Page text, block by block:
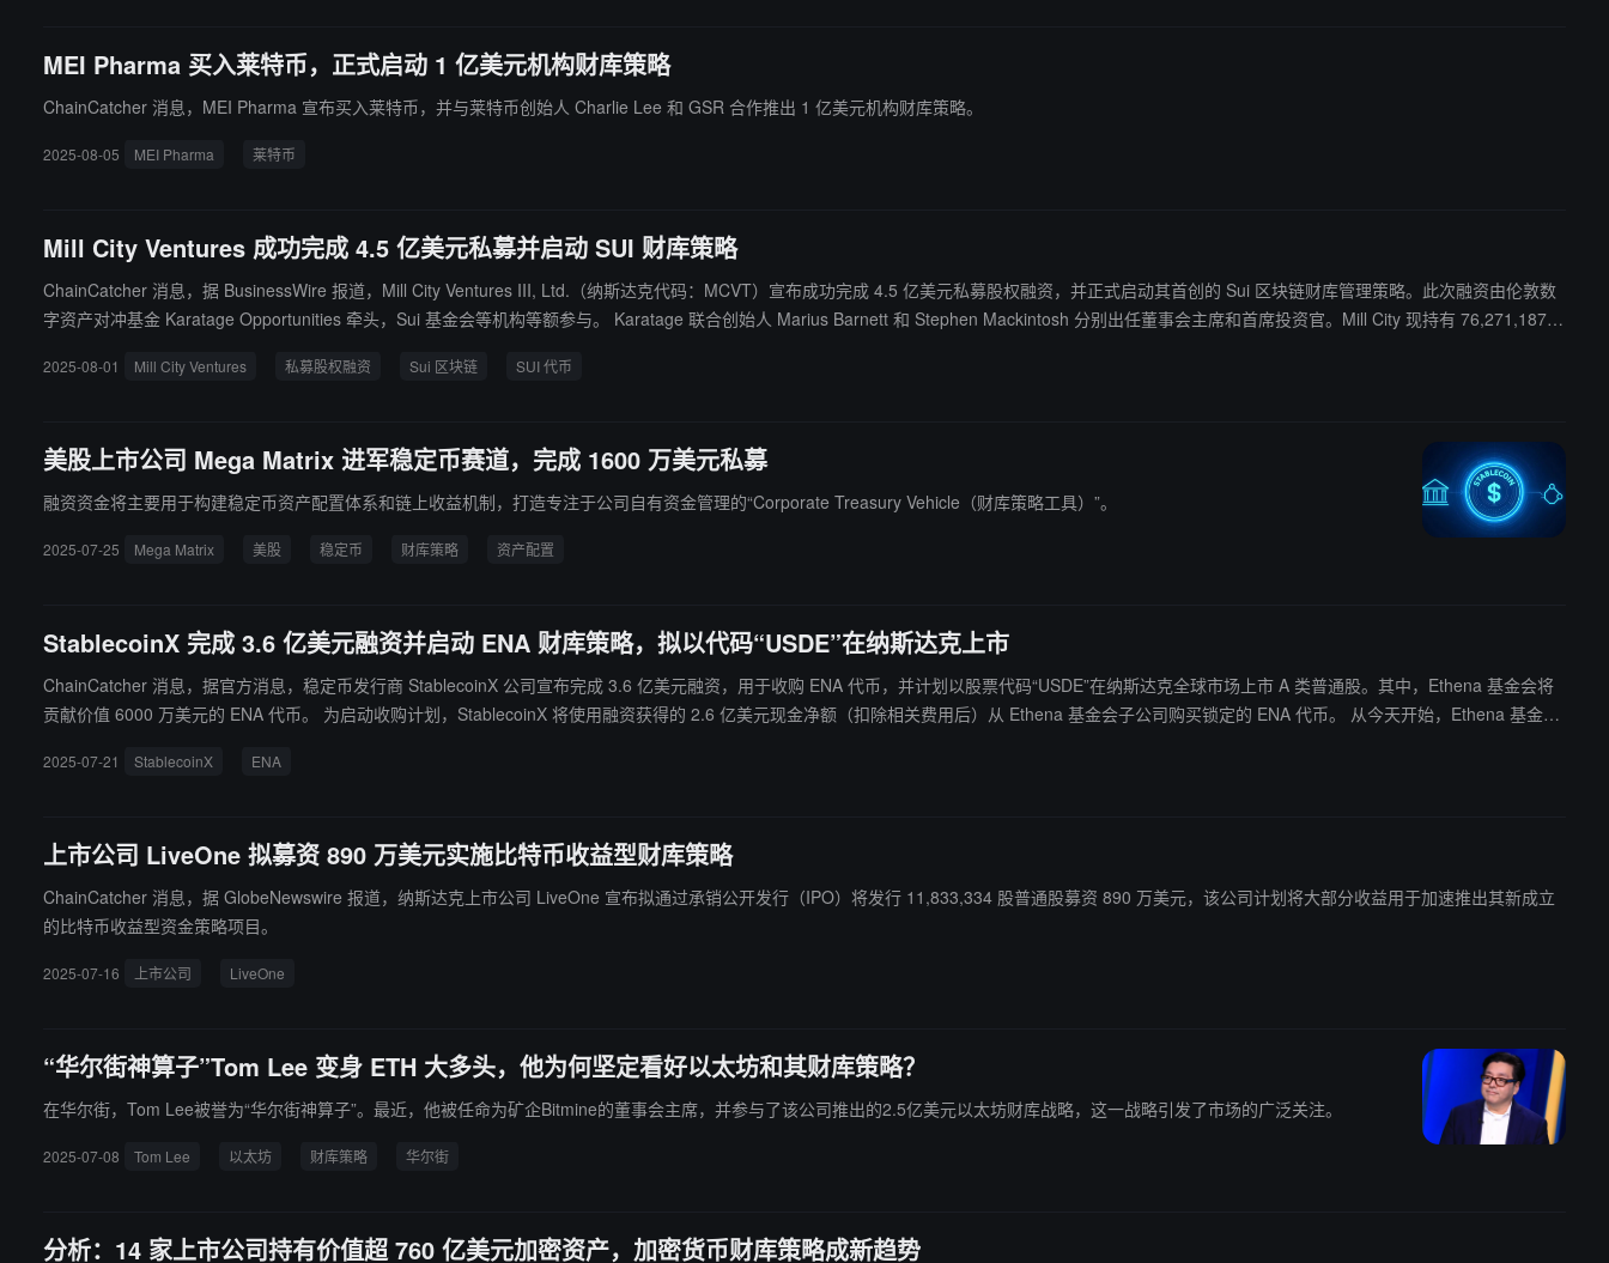
MEI Pharma 买入莱特币，正式启动 1 亿美元机构财库策略
ChainCatcher 消息，MEI Pharma 宣布买入莱特币，并与莱特币创始人 Charlie Lee 和 GSR 合作推出 1 亿美元机构财库策略。
2025-08-05 MEI Pharma 莱特币
Mill City Ventures 成功完成 4.5 亿美元私募并启动 SUI 财库策略
ChainCatcher 消息，据 BusinessWire 报道，Mill City Ventures III, Ltd.（纳斯达克代码：MCVT）宣布成功完成 4.5 亿美元私募股权融资，并正式启动其首创的 Sui 区块链财库管理策略。此次融资由伦敦数
字资产对冲基金 Karatage Opportunities 牵头，Sui 基金会等机构等额参与。 Karatage 联合创始人 Marius Barnett 和 Stephen Mackintosh 分别出任董事会主席和首席投资官。Mill City 现持有 76,271,187
2025-08-01 Mill City Ventures 私募股权融资 Sui 区块链 SUI 代币
美股上市公司 Mega Matrix 进军稳定币赛道，完成 1600 万美元私募
融资资金将主要用于构建稳定币资产配置体系和链上收益机制，打造专注于公司自有资金管理的“Corporate Treasury Vehicle（财库策略工具）”。
2025-07-25 Mega Matrix 美股 稳定币 财库策略 资产配置
StablecoinX 完成 3.6 亿美元融资并启动 ENA 财库策略，拟以代码“USDE”在纳斯达克上市
ChainCatcher 消息，据官方消息，稳定币发行商 StablecoinX 公司宣布完成 3.6 亿美元融资，用于收购 ENA 代币，并计划以股票代码“USDE”在纳斯达克全球市场上市 A 类普通股。其中，Ethena 基金会将
贡献价值 6000 万美元的 ENA 代币。 为启动收购计划，StablecoinX 将使用融资获得的 2.6 亿美元现金净额（扣除相关费用后）从 Ethena 基金会子公司购买锁定的 ENA 代币。 从今天开始，Ethena 基金会
周将每天投入约 500 万美元进行收购。按当前价格计算，2.6 亿美元约占 ENA 流通市值的 8%。 值得注意的是，Ethena 基金会拥有独家决定权，可以否决 StableCoinX 出售任何 ENA 代币。理想情况下，这
2025-07-21 StablecoinX ENA
上市公司 LiveOne 拟募资 890 万美元实施比特币收益型财库策略
ChainCatcher 消息，据 GlobeNewswire 报道，纳斯达克上市公司 LiveOne 宣布拟通过承销公开发行（IPO）将发行 11,833,334 股普通股募资 890 万美元，该公司计划将大部分收益用于加速推出其新成立
的比特币收益型资金策略项目。
2025-07-16 上市公司 LiveOne
“华尔街神算子”Tom Lee 变身 ETH 大多头，他为何坚定看好以太坊和其财库策略？
在华尔街，Tom Lee被誉为“华尔街神算子”。最近，他被任命为矿企Bitmine的董事会主席，并参与了该公司推出的2.5亿美元以太坊财库战略，这一战略引发了市场的广泛关注。
2025-07-08 Tom Lee 以太坊 财库策略 华尔街
分析：14 家上市公司持有价值超 760 亿美元加密资产，加密货币财库策略成新趋势